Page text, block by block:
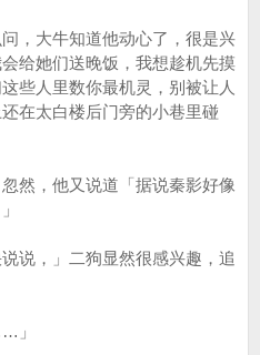
大牛知道他动心了，很是兴
给她们送晚饭，我想趁机先摸
些人里数你最机灵，别被让人
在太白楼后门旁的小巷里碰
，他又说道「据说秦影好像
，」二狗显然很感兴趣，追
」